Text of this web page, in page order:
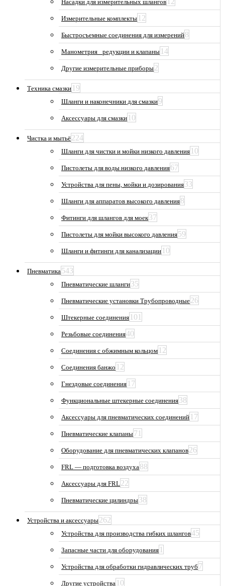
Насадки для измерительных шлангов
Измерительные комплекты 12
Быстросъемные соединения для измерений8
Манометрия_ редукции и клапаны 14
Другие измерительные приборы2
Техника смазки 19
Шланги и наконечники для смазки9
Аксессуары для смазки 10
Чистка и мытьё224
Шланги для чистки и мойки низкого давления 10
Пистолеты для воды низкого давления67
Устройства для пены, мойки и дозирования33
Шланги для аппаратов высокого давления8
Фитинги для шлангов для моек37
Пистолеты для мойки высокого давления59
Шланги и фитинги для канализации 10
Пневматика543
Пневматические шланги35
Пневматические установки Трубопроводные26
Штекерные соединения 101
Резьбовые соединения40
Соединения с обжимным кольцом 12
Соединения банжо 12
Гнездовые соединения 17
Функциональные штекерные соединения38
Аксессуары для пневматических соединений 17
Пневматические клапаны71
Оборудование для пневматических клапанов26
FRL — подготовка воздуха88
Аксессуары для FRL22
Пневматические цилиндры38
Устройства и аксессуары262
Устройства для производства гибких шлангов45
Запасные части для оборудования 1
Устройства для обработки гидравлических труб 7
Другие устройства 10